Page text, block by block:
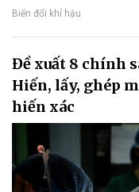
Biến đổi khí hậu
Đề xuất 8 chính
Hiến, lấy, ghép
hiến xác